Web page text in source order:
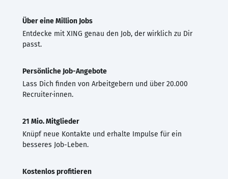
Über eine Million Jobs
Entdecke mit XING genau den Job, der wirklich zu Dir
passt.
Persönliche Job-Angebote
Lass Dich finden von Arbeitgebern und über 20.000
Recruiter·innen.
21 Mio. Mitglieder
Knüpf neue Kontakte und erhalte Impulse für ein
besseres Job-Leben.
Kostenlos profitieren